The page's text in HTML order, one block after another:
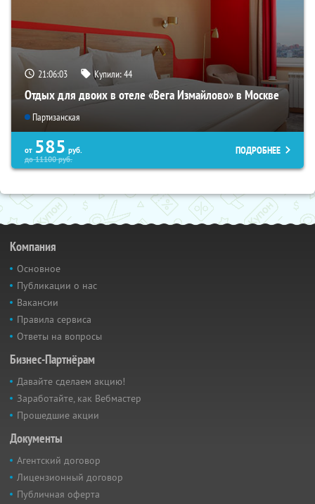
21:06:02 Купили:44
Отдых для двоих в отеле «Вега Измайлово» в Москве
Партизанская
от 585 руб.
до11100руб.
ПОДРОБНЕЕ
Компания
Основное
Публикации о нас
Вакансии
Правила сервиса
Ответы на вопросы
Бизнес-Партнёрам
Давайте сделаем акцию!
Заработайте, как Вебмастер
Прошедшие акции
Документы
Агентский договор
Лицензионный договор
Публичная оферта